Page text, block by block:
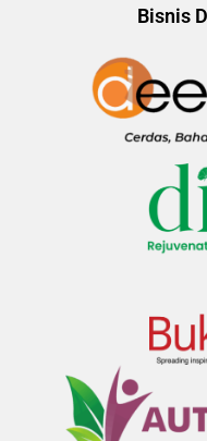
Bisnis